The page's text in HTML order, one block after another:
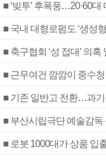
■ ‘빚투’ 후폭풍…20·60
■ 국내 대형로펌도 ‘생성형
■ 근무여건 깜깜이 중수
■ 기존 일반고 전환…과
■ 부산시립극단 예술감독
■ 로봇 1000대가 상품 입